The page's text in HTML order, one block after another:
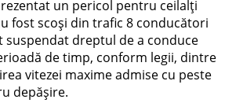
un pericol pentru ceilalți
fost scoși din trafic 8 conducători
suspendat dreptul de a conduce
de timp, conform legii, dintre
vitezei maxime admise cu peste
depășire.